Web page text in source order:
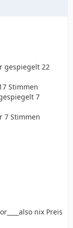
gespiegelt 22
Stimmen
7
7 Stimmen
nix Preis